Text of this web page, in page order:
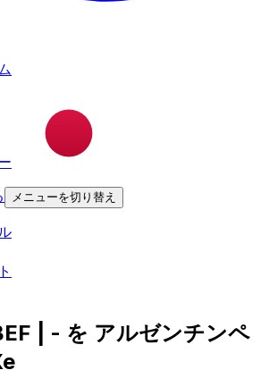
メニューを切り替え
| - を アルゼンチンペ